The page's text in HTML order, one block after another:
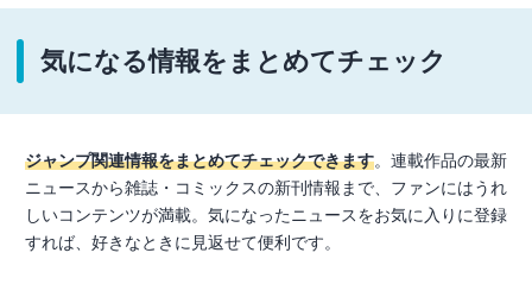
気になる情報をまとめてチェック
ジャンプ関連情報をまとめてチェックできます。連載作品の最新
ニュースから雑誌・コミックスの新刊情報まで、ファンにはうれ
しいコンテンツが満載。気になったニュースをお気に入りに登録
すれば、好きなときに見返せて便利です。